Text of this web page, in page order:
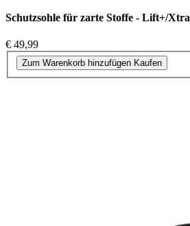
Schutzsohle für zarte Stoffe - Lift+/Xtra
€ 49,99
Zum Warenkorb hinzufügen Kaufen